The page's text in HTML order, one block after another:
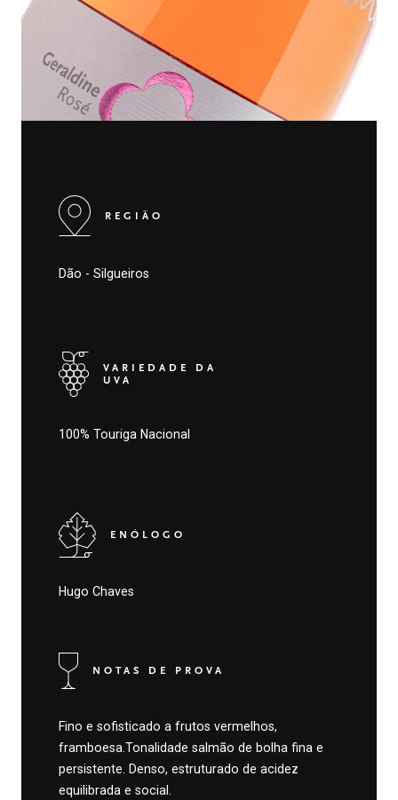
REGIÃO
Dão - Silgueiros
VARIEDADE DA
UVA
100% Touriga Nacional
ENÓLOGO
Hugo Chaves
NOTAS DE PROVA
Fino e sofisticado a frutos vermelhos,
framboesa.Tonalidade salmão de bolha fina e
persistente. Denso, estruturado de acidez
equilibrada e social.